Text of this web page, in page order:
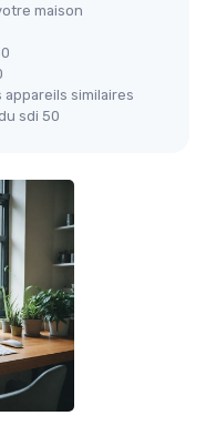
maison
similaires
sdi 50